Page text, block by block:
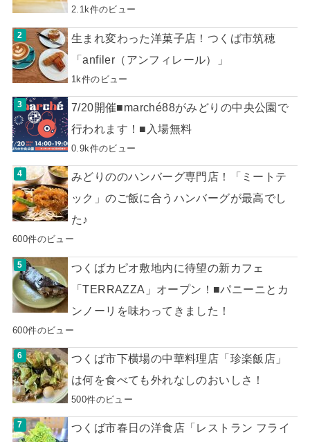
2.1k件のビュー
生まれ変わった洋菓子店！つくば市筑穂
「anfiler（アンフィレール）」
1k件のビュー
7/20開催■marché88がみどりの中央公園で
行われます！■入場無料
0.9k件のビュー
みどりののハンバーグ専門店！「ミートテ
ック」のご飯に合うハンバーグが最高でし
た♪
600件のビュー
つくばカピオ敷地内に待望の新カフェ
「TERRAZZA」オープン！■パニーニとカ
ンノーリを味わってきました！
600件のビュー
つくば市下横場の中華料理店「珍楽飯店」
は何を食べても外れなしのおいしさ！
500件のビュー
つくば市春日の洋食店「レストラン フライ